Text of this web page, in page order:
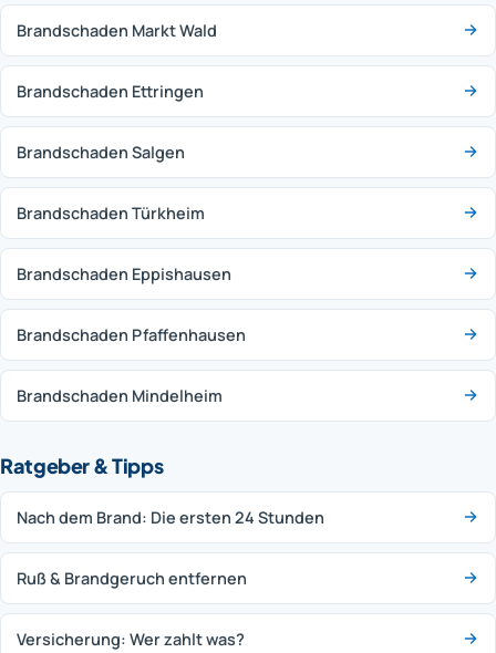
Brandschaden Markt Wald
Brandschaden Ettringen
Brandschaden Salgen
Brandschaden Türkheim
Brandschaden Eppishausen
Brandschaden Pfaffenhausen
Brandschaden Mindelheim
Ratgeber & Tipps
Nach dem Brand: Die ersten 24 Stunden
Ruß & Brandgeruch entfernen
Versicherung: Wer zahlt was?